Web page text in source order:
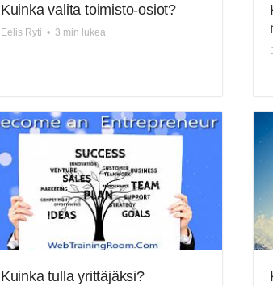
Kuinka valita toimisto-osiot?
Eelis Ryti • 3 min lukea
Kuinka tulla yrittäjäksi?